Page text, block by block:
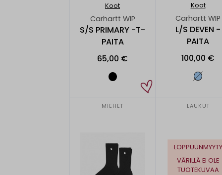
Koot
Carhartt WIP
S/S PRIMARY -T-
PAITA
65,00 €
Koot
Carhartt WIP
L/S DEVEN -
PAITA
100,00 €
MIEHET LAUKUT
LOPPUUNMYYTY
VÄRILLÄ EI OLE
TUOTEKUVAA